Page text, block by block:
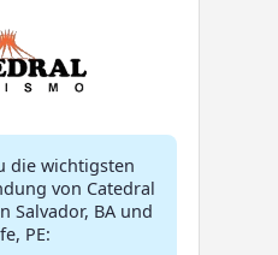
die wichtigsten
von Catedral
Salvador, BA und
PE: